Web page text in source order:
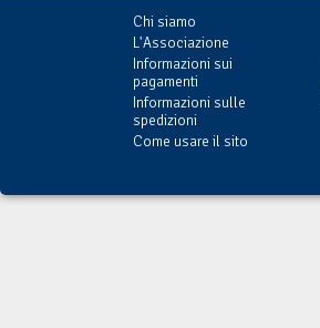
Chi siamo
L'Associazione
Informazioni sui
pagamenti
Informazioni sulle
spedizioni
Come usare il sito